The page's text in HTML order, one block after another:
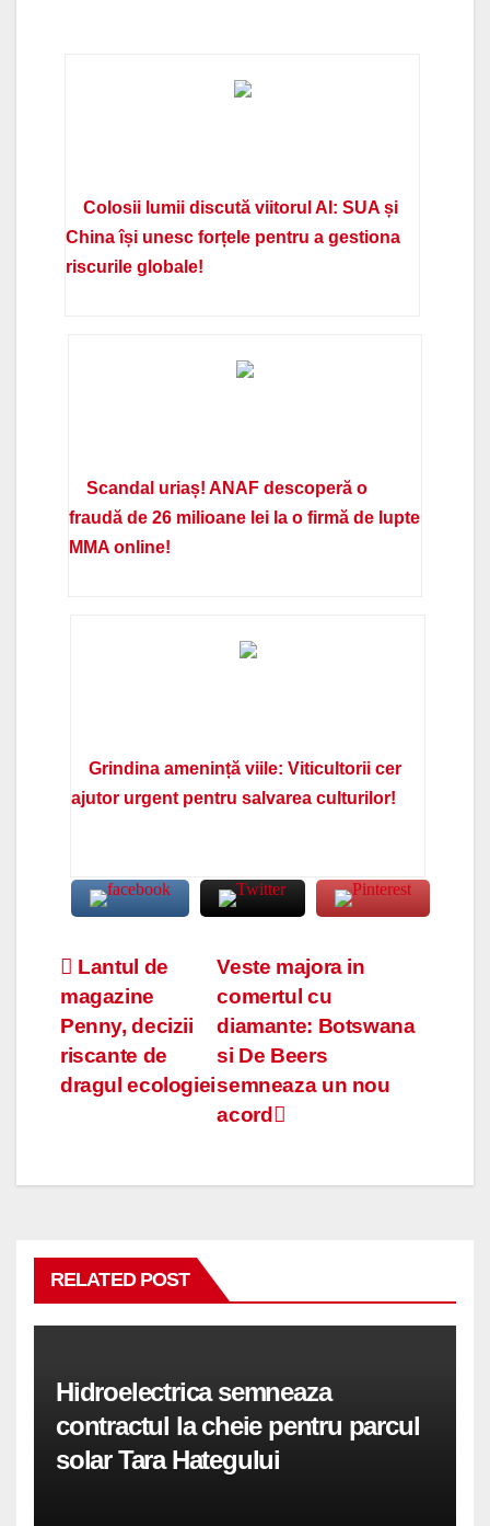
Colosii lumii discută viitorul AI: SUA și
China își unesc forțele pentru a gestiona
riscurile globale!
Scandal uriaș! ANAF descoperă o
fraudă de 26 milioane lei la o firmă de lupte
MMA online!
Grindina amenință viile: Viticultorii cer
ajutor urgent pentru salvarea culturilor!
Navigare
în
articole
Veste majora in
comertul cu
diamante: Botswana
si De Beers
semneaza un nou
acord
Lantul de
magazine
Penny, decizii
riscante de
dragul ecologiei
RELATED POST
Hidroelectrica semneaza
contractul la cheie pentru parcul
solar Tara Hategului